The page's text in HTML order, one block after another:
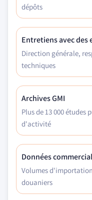
dépôts
Entretiens avec des
Direction générale,
techniques
Archives GMI
Plus de 13 000 études
d'activité
Données
Volumes
douaniers